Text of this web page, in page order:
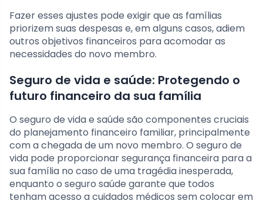
Fazer esses ajustes pode exigir que as famílias
priorizem suas despesas e, em alguns casos, adiem
outros objetivos financeiros para acomodar as
necessidades do novo membro.
Seguro de vida e saúde: Protegendo o
futuro financeiro da sua família
O seguro de vida e saúde são componentes cruciais
do planejamento financeiro familiar, principalmente
com a chegada de um novo membro. O seguro de
vida pode proporcionar segurança financeira para a
sua família no caso de uma tragédia inesperada,
enquanto o seguro saúde garante que todos
tenham acesso a cuidados médicos sem colocar em